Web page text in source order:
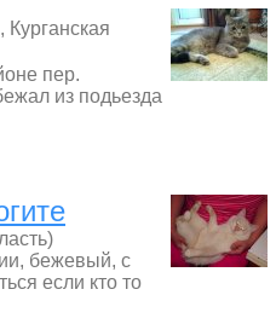
Курганская
пер.
из подьезда
бежевый, с
если кто то